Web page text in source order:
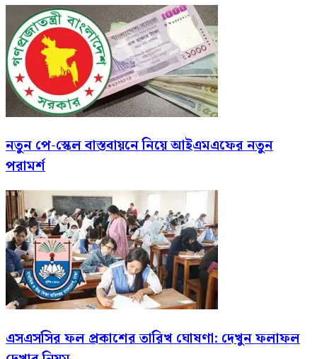
নতুন পে-স্কেল বাস্তবায়নে নিয়ে আইএমএফের নতুন
পরামর্শ
এসএসসির ফল প্রকাশের তারিখ ঘোষণা: দেখুন ফলাফল